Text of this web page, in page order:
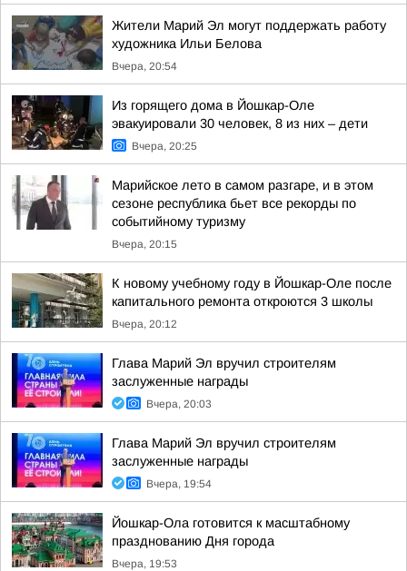
Жители Марий Эл могут поддержать работу
художника Ильи Белова
Вчера, 20:54
Из горящего дома в Йошкар-Оле
эвакуировали 30 человек, 8 из них – дети
Вчера, 20:25
Марийское лето в самом разгаре, и в этом
сезоне республика бьет все рекорды по
событийному туризму
Вчера, 20:15
К новому учебному году в Йошкар-Оле после
капитального ремонта откроются 3 школы
Вчера, 20:12
Глава Марий Эл вручил строителям
заслуженные награды
Вчера, 20:03
Глава Марий Эл вручил строителям
заслуженные награды
Вчера, 19:54
Йошкар-Ола готовится к масштабному
празднованию Дня города
Вчера, 19:53